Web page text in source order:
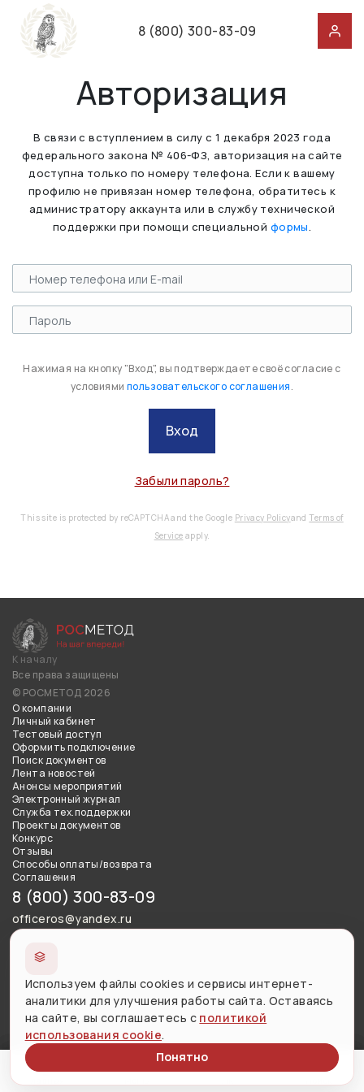
8 (800) 300-83-09
Авторизация
В связи с вступлением в силу с 1 декабря 2023 года
федерального закона № 406-ФЗ, авторизация на сайте
доступна только по номеру телефона. Если к вашему
профилю не привязан номер телефона, обратитесь к
администратору аккаунта или в службу технической
поддержки при помощи специальной формы.
Нажимая на кнопку "Вход", вы подтверждаете своё согласие с
условиями пользовательского соглашения.
Вход
Забыли пароль?
This site is protected by reCAPTCHA and the Google Privacy PolicyandTerms of
Service apply.
К началу
Все права защищены
© РОСМЕТОД 2026
О компании
Личный кабинет
Тестовый доступ
Оформить подключение
Поиск документов
Лента новостей
Анонсы мероприятий
Электронный журнал
Служба тех.поддержки
Проекты документов
Конкурс
Отзывы
Способы оплаты/возврата
Соглашения
8 (800) 300-83-09
officeros@yandex.ru
Использование материалов сайта разрешено с письменного
согласия правообладателя и обязательной ссылкой на
источник.
Версия сайта для слабовидящих
Меню
Личный кабинет
Поиск
Используем файлы cookies и сервисы интернет-
аналитики для улучшения работы сайта. Оставаясь
на сайте, вы соглашаетесь с политикой
использования cookie.
Понятно